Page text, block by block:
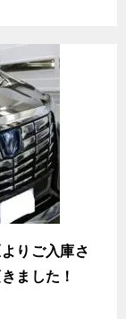
りご入庫さ
ました！